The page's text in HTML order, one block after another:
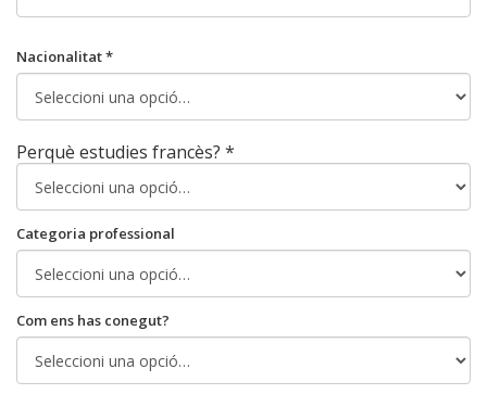
Nacionalitat *
Perquè estudies francès? *
Categoria professional
Com ens has conegut?